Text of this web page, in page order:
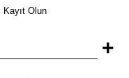
Olun
+